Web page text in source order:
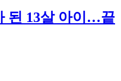
된 13살 아이…끝